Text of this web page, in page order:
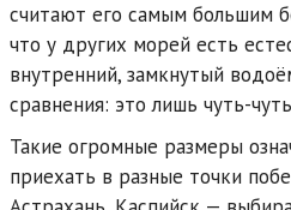
считают его самым большим
что у других морей есть
внутренний, замкнутый
сравнения: это лишь чуть-
Такие огромные размеры
приехать в разные точки